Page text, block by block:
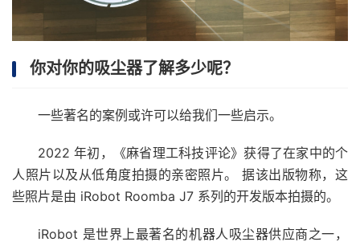
你对你的吸尘器了解多少呢？
一些著名的案例或许可以给我们一些启示。
2022 年初，《麻省理工科技评论》获得了在家中的个
人照片以及从低角度拍摄的亲密照片。 据该出版物称，这
些照片是由 iRobot Roomba J7 系列的开发版本拍摄的。
iRobot 是世界上最著名的机器人吸尘器供应商之一，